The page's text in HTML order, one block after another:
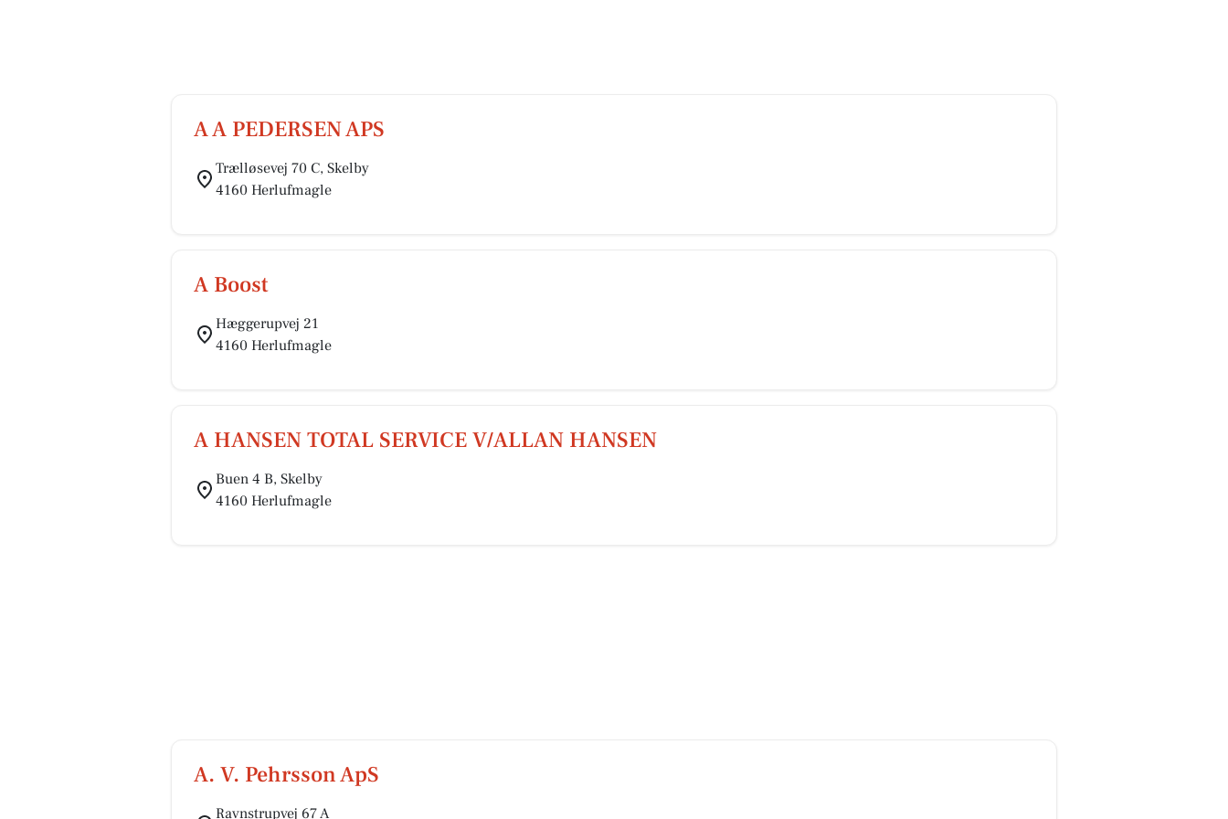
A A PEDERSEN APS
Trælløsevej 70 C, Skelby
4160 Herlufmagle
A Boost
Hæggerupvej 21
4160 Herlufmagle
A HANSEN TOTAL SERVICE V/ALLAN HANSEN
Buen 4 B, Skelby
4160 Herlufmagle
A. V. Pehrsson ApS
Ravnstrupvej 67 A